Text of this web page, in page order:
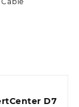
D7